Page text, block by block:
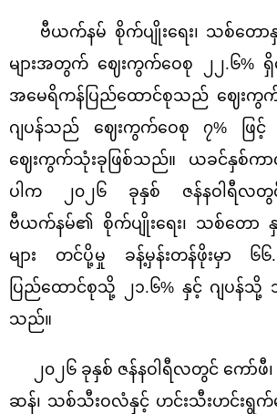
ဗီယက်နမ် စိုက်ပျိုးရေး၊ သစ်တော
များအတွက် ဈေးကွက်ဝေစု ၂၂.၆%
အမေရိကန်ပြည်ထောင်စုသည် ဈေးကွက်
ဂျပန်သည် ဈေးကွက်ဝေစု ၇% ဖြ
ဈေးကွက်သုံးခုဖြစ်သည်။ ယခင်နှစ်က
ပါက ၂၀၂၆ ခုနှစ် ဇန်နဝါရီလ
ဗီယက်နမ်၏ စိုက်ပျိုးရေး၊ သစ်တော
များ တင်ပို့မှု ခန့်မှန်းတန်ဖိုးမှာ ၆
ပြည်ထောင်စုသို့ ၂၁.၆% နှင့် ဂျပန်သို့
သည်။
၂၀၂၆ ခုနှစ် ဇန်နဝါရီလတွင် ကော်ဖီ
ဆန်၊ သစ်သီးဝလံနှင့် ဟင်းသီးဟင်းရွက်မ